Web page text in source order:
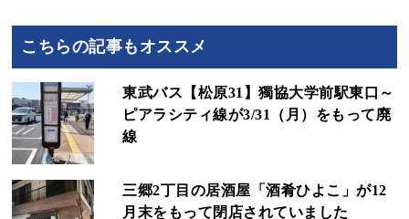
こちらの記事もオススメ
東武バス【松原31】獨協大学前駅東口～
ピアラシティ線が3/31（月）をもって廃
線
三郷2丁目の居酒屋「酒肴ひよこ」が12
月末をもって閉店されていました